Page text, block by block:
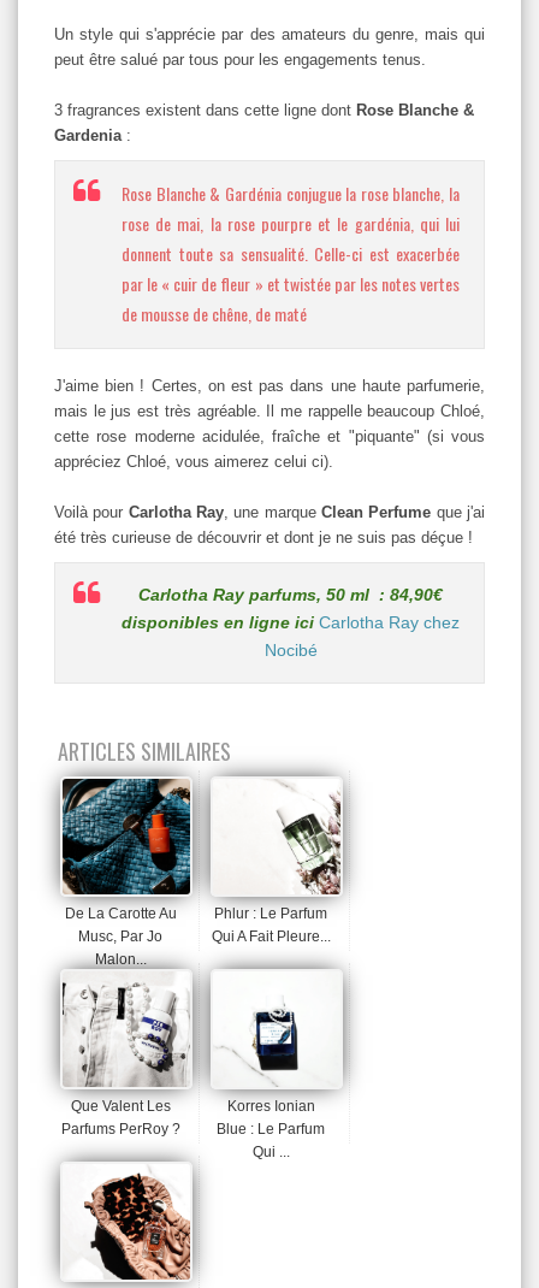
Un style qui s'apprécie par des amateurs du genre, mais qui
peut être salué par tous pour les engagements tenus.
3 fragrances existent dans cette ligne dont Rose Blanche &
Gardenia :
Rose Blanche & Gardénia conjugue la rose blanche, la
rose de mai, la rose pourpre et le gardénia, qui lui
donnent toute sa sensualité. Celle-ci est exacerbée
par le « cuir de fleur » et twistée par les notes vertes
de mousse de chêne, de maté
J'aime bien ! Certes, on est pas dans une haute parfumerie,
mais le jus est très agréable. Il me rappelle beaucoup Chloé,
cette rose moderne acidulée, fraîche et "piquante" (si vous
appréciez Chloé, vous aimerez celui ci).
Voilà pour Carlotha Ray , une marqueClean Perfume que j'ai
été très curieuse de découvrir et dont je ne suis pas déçue !
Carlotha Ray parfums, 50 ml : 84,90€
disponibles en ligne ici Carlotha Ray chez
Nocibé
ARTICLES SIMILAIRES
De La Carotte Au
Musc, Par Jo
Malon...
Phlur : Le Parfum
Qui A Fait Pleure...
Que Valent Les
Parfums PerRoy ?
Korres Ionian
Blue : Le Parfum
Qui ...